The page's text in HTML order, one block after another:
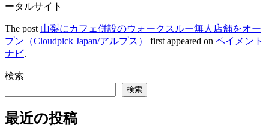
ータルサイト
The post 山梨にカフェ併設のウォークスルー無人店舗をオー
プン（Cloudpick Japan/アルプス）
first appeared on ペイメント
ナビ.
検索
検索
最近の投稿